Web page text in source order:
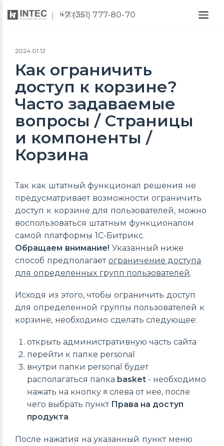
Курсы
+7 (351) 777-80-70
2024.01.12
Как ограничить
доступ к корзине?
Часто задаваемые
вопросы / Страницы
и компоненты /
Корзина
Так как штатный функционал решения не
предусматривает возможности ограничить
доступ к корзине для пользователей, можно
воспользоваться штатным функционалом
самой платформы 1С-Битрикс.
Обращаем внимание! Указанный ниже
способ предполагает ограничение доступа
для определенных групп пользователей.
Исходя из этого, чтобы ограничить доступ
для определенной группы пользователей к
корзине, необходимо сделать следующее:
открыть административную часть сайта
перейти к папке personal
внутри папки personal будет
располагаться папка basket - необходимо
нажать на кнопку ≡ слева от нее, после
чего выбрать пункт Права на доступ
продукта
После нажатия на указанный пункт меню